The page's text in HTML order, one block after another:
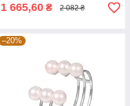
1 665,60 ₴ 2 082 ₴
–20%